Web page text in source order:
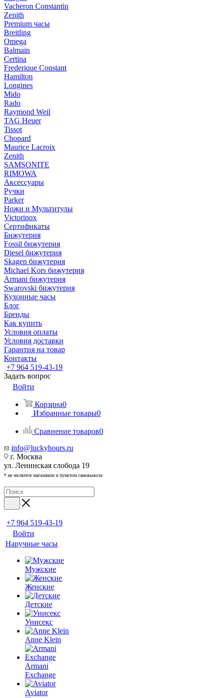
Vacheron Constantin
Zenith
Premium часы
Breitling
Omega
Balmain
Certina
Frederique Constant
Hamilton
Longines
Mido
Rado
Raymond Weil
TAG Heuer
Tissot
Chopard
Maurice Lacroix
Zenith
SAMSONITE
RIMOWA
Аксессуары
Ручки
Parker
Ножи и Мультитулы
Victorinox
Сертификаты
Бижутерия
Fossil бижутерия
Diesel бижутерия
Skagen бижутерия
Michael Kors бижутерия
Armani бижутерия
Swarovski бижутерия
Кухонные часы
Блог
Бренды
Как купить
Условия оплаты
Условия доставки
Гарантия на товар
Контакты
+7 964 519-43-19
Задать вопрос
Войти
Корзина0
Избранные товары0
Сравнение товаров0
info@luckyhours.ru
г. Москва
ул. Ленинская слобода 19
* не является магазином и пунктом самовывоза
+7 964 519-43-19
Войти
Наручные часы
Мужские
Женские
Детские
Унисекс
Anne Klein
Armani
Exchange
Aviator